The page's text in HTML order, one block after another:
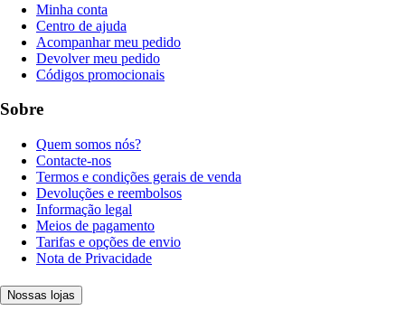
Minha conta
Centro de ajuda
Acompanhar meu pedido
Devolver meu pedido
Códigos promocionais
Sobre
Quem somos nós?
Contacte-nos
Termos e condições gerais de venda
Devoluções e reembolsos
Informação legal
Meios de pagamento
Tarifas e opções de envio
Nota de Privacidade
Nossas lojas